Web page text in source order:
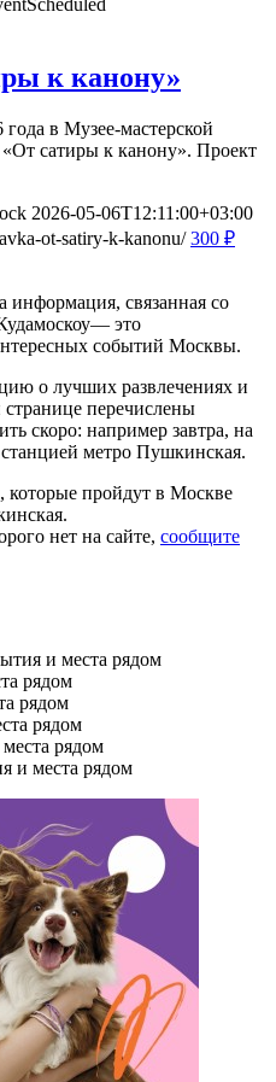
к канону»
в Музее-мастерской
сатиры к канону». Проект
2026-05-06T12:11:00+03:00
ot-satiry-k-kanonu/ 300 ₽
информация, связанная со
это
событий Москвы.
о лучших развлечениях и
перечислены
скоро: например завтра, на
метро Пушкинская.
, которые пройдут в Москве
нет на сайте, сообщите
и места рядом
рядом
рядом
рядом
рядом
и места рядом